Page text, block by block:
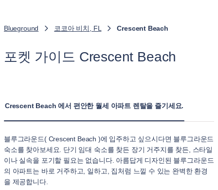
Blueground 코코아 비치, FL Crescent Beach
포켓 가이드 Crescent Beach
Crescent Beach 에서 편안한 월세 아파트 렌탈을 즐기세요.
블루그라운드( Crescent Beach )에 입주하고 싶으시다면 블루그라운드
숙소를 찾아보세요. 단기 임대 숙소를 찾든 장기 거주지를 찾든, 스타일
이나 실속을 포기할 필요는 없습니다. 아름답게 디자인된 블루그라운드
의 아파트는 바로 거주하고, 일하고, 집처럼 느낄 수 있는 완벽한 환경
을 제공합니다.